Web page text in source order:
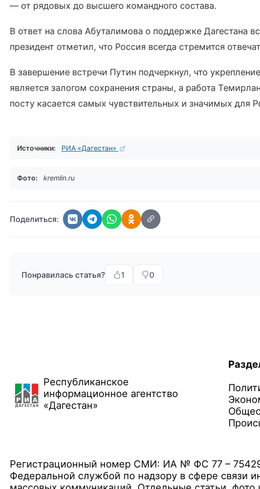
— от рядовых до высшего командного состава.
В ответ на слова Абуталимова о поддержке Дагестана
президент отметил, что Россия всегда стремится
В завершение встречи Путин подчеркнул, что
является залогом сохранения страны, а работа
посту касается самых чувствительных и значимых для
Источники: РИА «Дагестан»
Фото: kremlin.ru
Поделиться:
Понравилась статья? 1 0
Республиканское
информационное агентство
«Дагестан»
Регистрационный номер СМИ: ИА № ФС 77 – 75429
Федеральной службой по надзору в сфере связи